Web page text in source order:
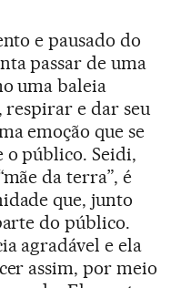
e pausado do
passar de uma
uma baleia
respirar e dar seu
emoção que se
público. Seidi,
da terra”, é
que, junto
do público.
agradável e ela
assim, por meio